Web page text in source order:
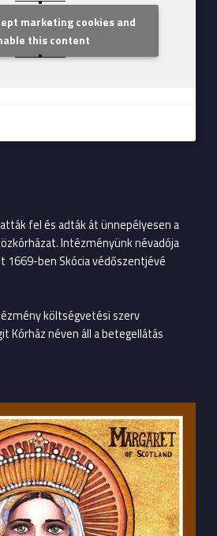
Margit Kórház
marketing cookies and
this content
fel és adták át ünnepélyesen a
Intézményünk névadója
1669-ben Skócia védőszentjévé
költségvetési szerv
Kórház néven áll a betegellátás